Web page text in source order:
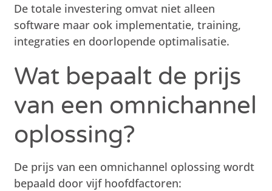
De totale investering omvat niet alleen
software maar ook implementatie, training,
integraties en doorlopende optimalisatie.
Wat bepaalt de prijs
van een omnichannel
oplossing?
De prijs van een omnichannel oplossing wordt
bepaald door vijf hoofdfactoren: